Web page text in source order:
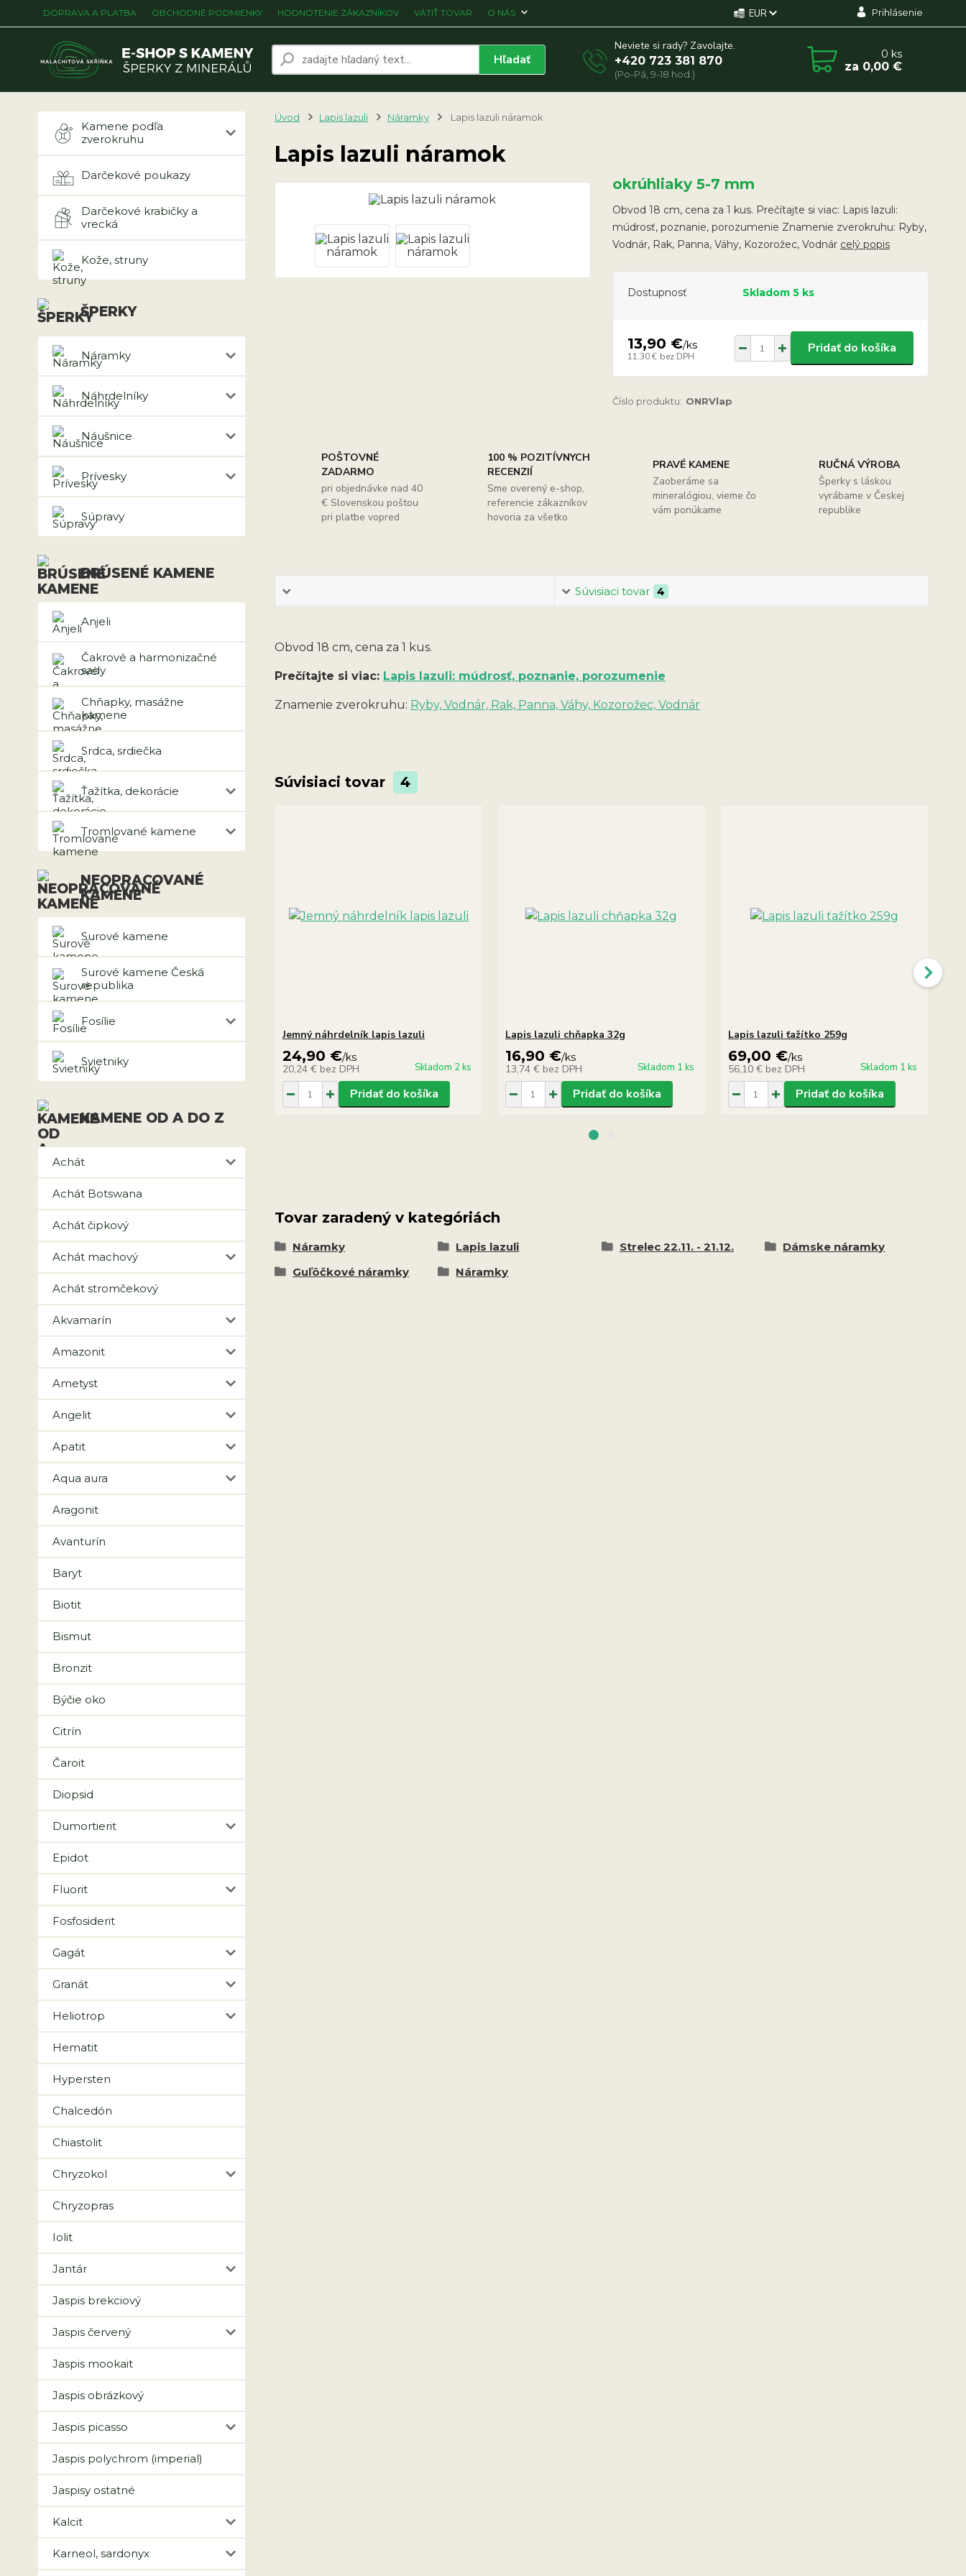
DOPRAVA A PLATBA OBCHODNÉ PODMIENKY HODNOTENIE ZÁKAZNÍKOV VÁTIŤ TOVAR O NÁS EUR Prihlásenie
Hľadať
Neviete si rady? Zavolajte.
+420 723 381 870
(Po-Pá, 9-18 hod.)
0 ks
za 0,00 €
Kamene podľa
zverokruhu
Darčekové poukazy
Darčekové krabičky a
vrecká
Kože, struny
ŠPERKY
Náramky
Náhrdelníky
Náušnice
Prívesky
Súpravy
BRÚSENÉ KAMENE
Anjeli
Čakrové a harmonizačné
sady
Chňapky, masážne
kamene
Srdca, srdiečka
Ťažítka, dekorácie
Tromlované kamene
NEOPRACOVANÉ
KAMENE
Surové kamene
Surové kamene Česká
republika
Fosílie
Svietniky
KAMENE OD A DO Z
Achát
Achát Botswana
Achát čipkový
Achát machový
Achát stromčekový
Akvamarín
Amazonit
Ametyst
Angelit
Apatit
Aqua aura
Aragonit
Avanturín
Baryt
Biotit
Bismut
Bronzit
Býčie oko
Citrín
Čaroit
Diopsid
Dumortierit
Epidot
Fluorit
Fosfosiderit
Gagát
Granát
Heliotrop
Hematit
Hypersten
Chalcedón
Chiastolit
Chryzokol
Chryzopras
Iolit
Jantár
Jaspis brekciový
Jaspis červený
Jaspis mookait
Jaspis obrázkový
Jaspis picasso
Jaspis polychrom (imperial)
Jaspisy ostatné
Kalcit
Karneol, sardonyx
Úvod Lapis lazuli Náramky Lapis lazuli náramok
Lapis lazuli náramok
okrúhliaky 5-7 mm
Obvod 18 cm, cena za 1 kus. Prečítajte si viac: Lapis lazuli:
múdrosť, poznanie, porozumenie Znamenie zverokruhu: Ryby,
Vodnár, Rak, Panna, Váhy, Kozorožec, Vodnár celý popis
Dostupnosť Skladom 5 ks
13,90 €/ks
11,30 € bez DPH
Pridať do košíka
Číslo produktu: ONRVlap
POŠTOVNÉ
ZADARMO
pri objednávke nad 40
€ Slovenskou poštou
pri platbe vopred
100 % POZITÍVNYCH
RECENZIÍ
Sme overený e-shop,
referencie zákazníkov
hovoria za všetko
PRAVÉ KAMENE
Zaoberáme sa
mineralógiou, vieme čo
vám ponúkame
RUČNÁ VÝROBA
Šperky s láskou
vyrábame v Českej
republike
Súvisiaci tovar 4
Obvod 18 cm, cena za 1 kus.
Prečítajte si viac: Lapis lazuli: múdrosť, poznanie, porozumenie
Znamenie zverokruhu: Ryby, Vodnár, Rak, Panna, Váhy, Kozorožec, Vodnár
Súvisiaci tovar 4
Jemný náhrdelník lapis lazuli
24,90 €/ks
20,24 € bez DPH Skladom 2 ks
Pridať do košíka
Lapis lazuli chňapka 32g
16,90 €/ks
13,74 € bez DPH Skladom 1 ks
Pridať do košíka
Lapis lazuli ťažítko 259g
69,00 €/ks
56,10 € bez DPH Skladom 1 ks
Pridať do košíka
Tovar zaradený v kategóriách
Náramky Lapis lazuli Strelec 22.11. - 21.12.
Dámske náramky
Guľôčkové náramky
Náramky